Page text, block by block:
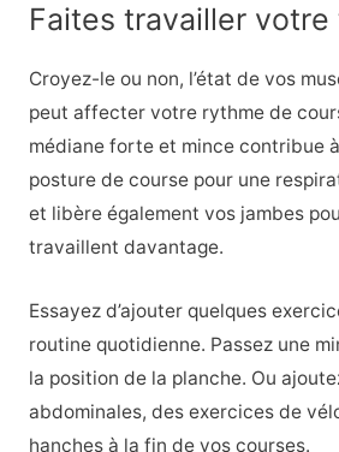
Faites travailler votre
Croyez-le ou non, l’état de vos
peut affecter votre rythme de
médiane forte et mince contribue
posture de course pour une
et libère également vos jambes
travaillent davantage.
Essayez d’ajouter quelques
routine quotidienne. Passez une
la position de la planche. Ou
abdominales, des exercices de
hanches à la fin de vos courses.